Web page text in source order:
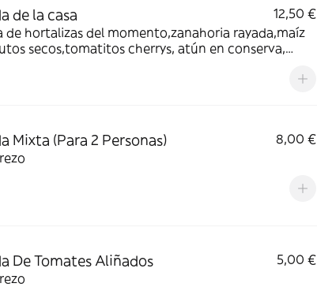
de la casa
12,50 €
de hortalizas del momento,zanahoria rayada,maíz
secos,tomatitos cherrys, atún en conserva,
Mixta (Para 2 Personas)
8,00 €
De Tomates Aliñados
5,00 €